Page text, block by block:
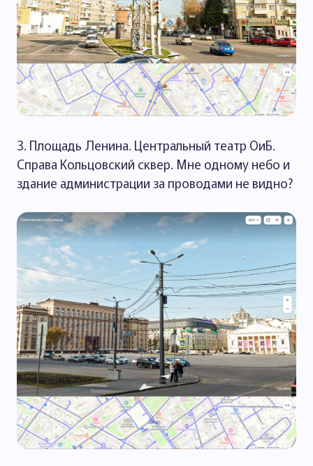
3. Площадь Ленина. Центральный театр ОиБ.
Справа Кольцовский сквер. Мне одному небо и
здание администрации за проводами не видно?